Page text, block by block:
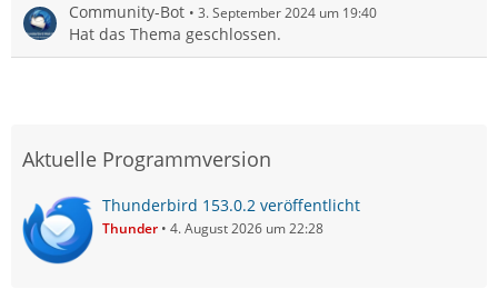
Community-Bot 3. September 2024 um 19:40
Hat das Thema geschlossen.
Aktuelle Programmversion
Thunderbird 153.0.2 veröffentlicht
Thunder 4. August 2026 um 22:28